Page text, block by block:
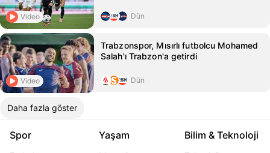
Video Dün
Video
Trabzonspor, Mısırlı futbolcu Mohamed
Salah'ı Trabzon'a getirdi
Dün
Daha fazla göster
Spor Yaşam Bilim & Teknoloji